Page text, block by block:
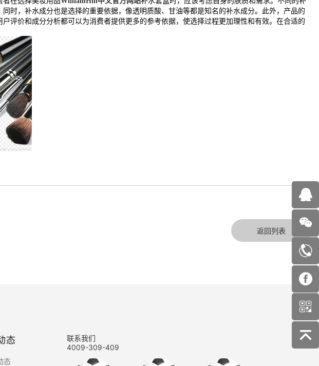
时，补水成分也是选择的重要依据，像透明质酸、甘油等都是知名的补水成分。此外，产品的
评价和成分分析都可以为消费者提供更多的参考依据，使选择过程更加理性和有效。在合适的
返回列表
态
态
联系我们
4009-309-409